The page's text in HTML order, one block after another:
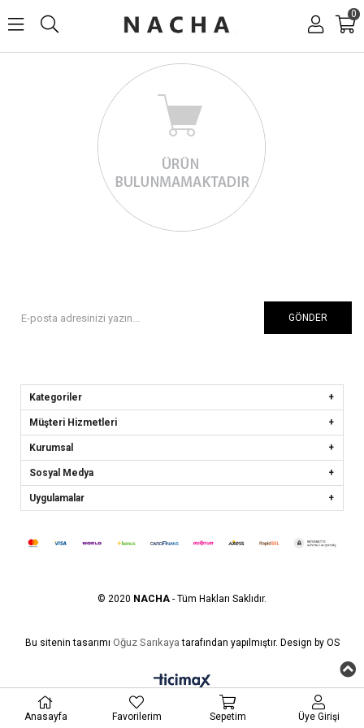
0
GÖNDER
Kategoriler
Müşteri Hizmetleri
Kurumsal
Sosyal Medya
Uygulamalar
© 2020 NACHA - Tüm Hakları Saklıdır.
Bu sitenin tasarımı Oğuz Sarıkaya tarafından yapılmıştır. Design by OS
Anasayfa Favorilerim Sepetim Üye Girişi